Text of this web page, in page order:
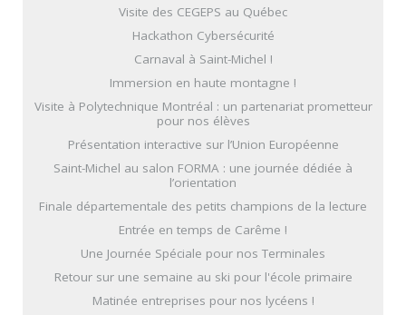
Visite des CEGEPS au Québec
Hackathon Cybersécurité
Carnaval à Saint-Michel !
Immersion en haute montagne !
Visite à Polytechnique Montréal : un partenariat prometteur
pour nos élèves
Présentation interactive sur l’Union Européenne
Saint-Michel au salon FORMA : une journée dédiée à
l’orientation
Finale départementale des petits champions de la lecture
Entrée en temps de Carême !
Une Journée Spéciale pour nos Terminales
Retour sur une semaine au ski pour l'école primaire
Matinée entreprises pour nos lycéens !